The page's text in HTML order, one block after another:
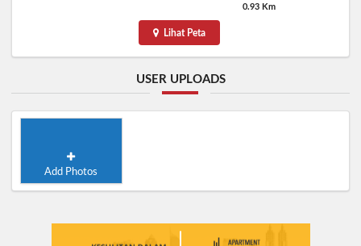
0.93 Km
Lihat Peta
USER UPLOADS
Add Photos